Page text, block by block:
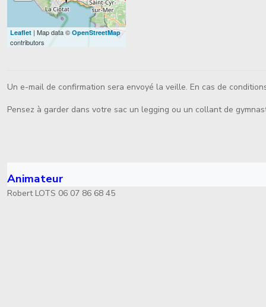
Leaflet | Map data © OpenStreetMap
contributors
Un e-mail de confirmation sera envoyé la veille. En cas de
Pensez à garder dans votre sac un legging ou un collant de
Animateur
Robert LOTS 06 07 86 68 45